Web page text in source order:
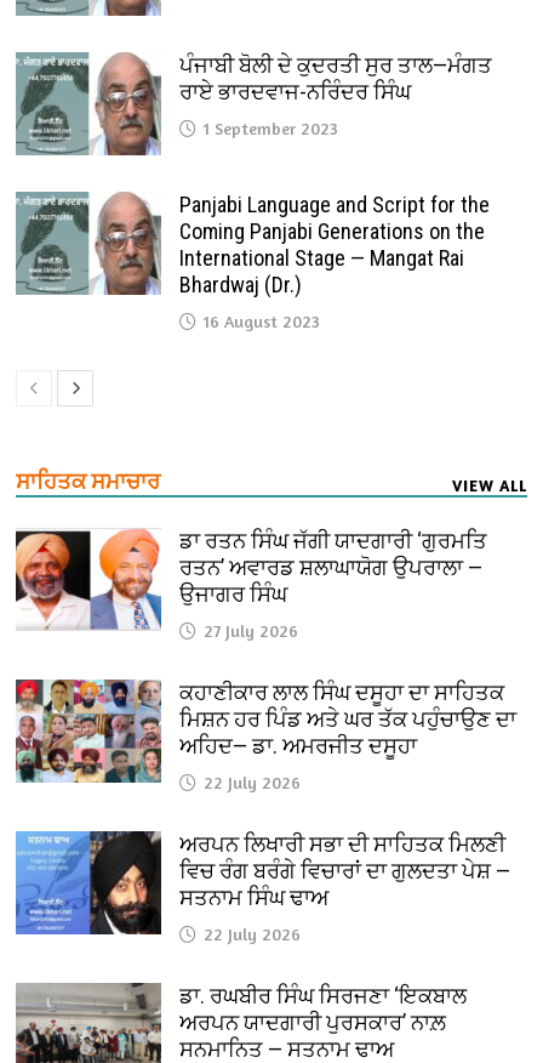
ਪੰਜਾਬੀ ਬੋਲੀ ਦੇ ਕੁਦਰਤੀ ਸੁਰ ਤਾਲ—ਮੰਗਤ
ਰਾਏ ਭਾਰਦਵਾਜ-ਨਰਿੰਦਰ ਸਿੰਘ
1 September 2023
Panjabi Language and Script for the
Coming Panjabi Generations on the
International Stage — Mangat Rai
Bhardwaj (Dr.)
16 August 2023
ਸਾਹਿਤਕ ਸਮਾਚਾਰ VIEW ALL
ਡਾ ਰਤਨ ਸਿੰਘ ਜੱਗੀ ਯਾਦਗਾਰੀ ‘ਗੁਰਮਤਿ
ਰਤਨ’ ਅਵਾਰਡ ਸ਼ਲਾਘਾਯੋਗ ਉਪਰਾਲਾ —
ਉਜਾਗਰ ਸਿੰਘ
27 July 2026
ਕਹਾਣੀਕਾਰ ਲਾਲ ਸਿੰਘ ਦਸੂਹਾ ਦਾ ਸਾਹਿਤਕ
ਮਿਸ਼ਨ ਹਰ ਪਿੰਡ ਅਤੇ ਘਰ ਤੱਕ ਪਹੁੰਚਾਉਣ ਦਾ
ਅਹਿਦ— ਡਾ. ਅਮਰਜੀਤ ਦਸੂਹਾ
22 July 2026
ਅਰਪਨ ਲਿਖਾਰੀ ਸਭਾ ਦੀ ਸਾਹਿਤਕ ਮਿਲਣੀ
ਵਿਚ ਰੰਗ ਬਰੰਗੇ ਵਿਚਾਰਾਂ ਦਾ ਗੁਲਦਤਾ ਪੇਸ਼ —
ਸਤਨਾਮ ਸਿੰਘ ਢਾਅ
22 July 2026
ਡਾ. ਰਘਬੀਰ ਸਿੰਘ ਸਿਰਜਣਾ ‘ਇਕਬਾਲ
ਅਰਪਨ ਯਾਦਗਾਰੀ ਪੁਰਸਕਾਰ’ ਨਾਲ਼
ਸਨਮਾਨਿਤ — ਸਤਨਾਮ ਢਾਅ